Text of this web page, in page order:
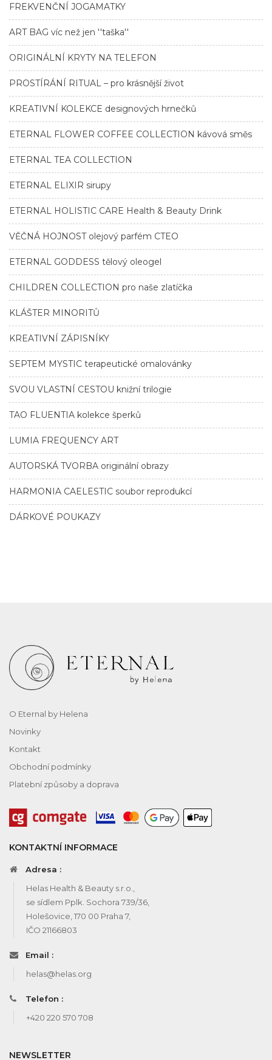
FREKVENČNÍ JOGAMATKY
ART BAG víc než jen ''taška''
ORIGINÁLNÍ KRYTY NA TELEFON
PROSTÍRÁNÍ RITUAL – pro krásnější život
KREATIVNÍ KOLEKCE designových hrnečků
ETERNAL FLOWER COFFEE COLLECTION kávová směs
ETERNAL TEA COLLECTION
ETERNAL ELIXIR sirupy
ETERNAL HOLISTIC CARE Health & Beauty Drink
VĚČNÁ HOJNOST olejový parfém CTEO
ETERNAL GODDESS tělový oleogel
CHILDREN COLLECTION pro naše zlatíčka
KLÁŠTER MINORITŮ
KREATIVNÍ ZÁPISNÍKY
SEPTEM MYSTIC terapeutické omalovánky
SVOU VLASTNÍ CESTOU knižní trilogie
TAO FLUENTIA kolekce šperků
LUMIA FREQUENCY ART
AUTORSKÁ TVORBA originální obrazy
HARMONIA CAELESTIC soubor reprodukcí
DÁRKOVÉ POUKAZY
O Eternal by Helena
Novinky
Kontakt
Obchodní podmínky
Platební způsoby a doprava
KONTAKTNÍ INFORMACE
Adresa :
Helas Health & Beauty s.r.o.,
se sídlem Pplk. Sochora 739/36,
Holešovice, 170 00 Praha 7,
IČO 21166803
Email :
helas@helas.org
Telefon :
+420 220 570 708
NEWSLETTER